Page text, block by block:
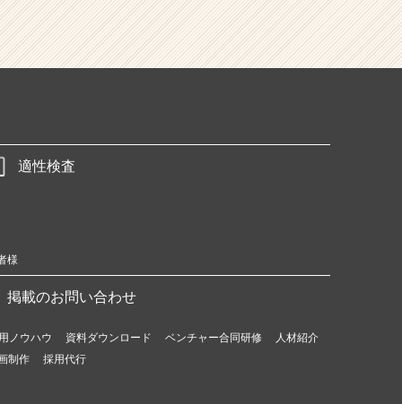
適性検査
様
掲載のお問い合わせ
ノウハウ 資料ダウンロード ベンチャー合同研修
人材紹介
制作
採用代行